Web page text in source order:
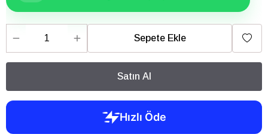
Sepete Ekle
Satın Al